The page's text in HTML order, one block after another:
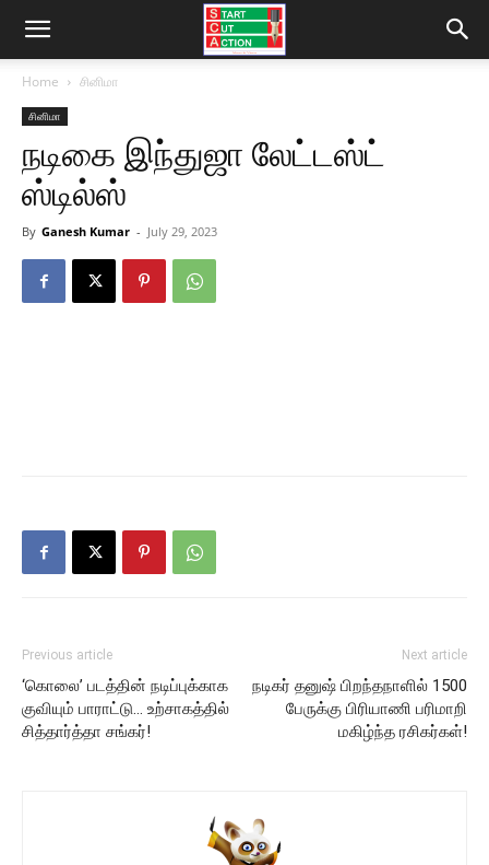
Home சினிமா
சினிமா
நடிகை இந்துஜா லேட்டஸ்ட்
ஸ்டில்ஸ்
By Ganesh Kumar - July 29, 2023
Previous article
‘கொலை’ படத்தின் நடிப்புக்காக
குவியும் பாராட்டு… உற்சாகத்தில்
சித்தார்த்தா சங்கர்!
Next article
நடிகர் தனுஷ் பிறந்தநாளில் 1500
பேருக்கு பிரியாணி பரிமாறி
மகிழ்ந்த ரசிகர்கள்!